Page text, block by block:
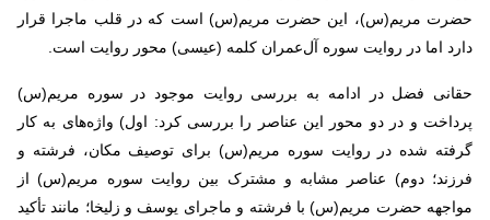
حضرت مریم(س)، این حضرت مریم(س) است که در قلب ماجرا قرار
دارد اما در روایت سوره آل‌عمران کلمه (عیسی) محور روایت است
حقانی فضل در ادامه به بررسی روایت موجود در سوره مریم(س)
پرداخت و در دو محور این عناصر را بررسی کرد: اول) واژه‌های به کار
گرفته شده در روایت سوره مریم(س) برای توصیف مکان، فرشته و
فرزند؛‌ دوم) عناصر مشابه و مشترک بین روایت سوره مریم(س) از
مواجهه حضرت مریم(س) با فرشته و ماجرای یوسف و زلیخا؛ مانند تأکید